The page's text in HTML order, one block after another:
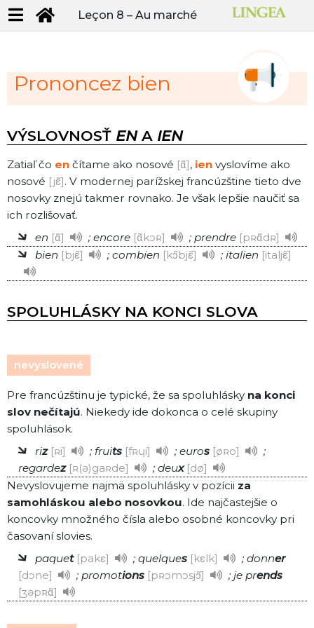
Leçon 8 – Au marché
Prononcez bien
VÝSLOVNOSŤ ENA IEN
Zatiaľ čo en čítame ako nosové ɑ̃ , ien vyslovíme ako
nosové
jε̃ . V modernej parížskej francúzštine tieto dve
nosovky znejú takmer rovnako. Je však lepšie naučiť sa
ich rozlišovať.
en ɑ̃ ; encore ɑ̃kɔʀ ; prendre pʀɑ̃dʀ
bien
bjε̃ ; combien kɔ̃bjε̃ ; italien italjε̃
SPOLUHLÁSKY NA KONCI SLOVA
nevyslovené
Pre francúzštinu je typické, že sa spoluhlásky na konci
slov nečítajú. Niekedy ide dokonca o celé skupiny
spoluhlások.
riz ʀi ; fruits fʀɥi ; euros øʀo
;
regardez ʀ(ə)gaʀde ; deux dø
Nevyslovujeme najmä spoluhlásky v pozícii za
samohláskou alebo nosovkou. Ide najčastejšie o
koncovky množného čísla alebo osobné koncovky pri
časovaní slovies.
paquet pakε ; quelques kεlk ; donner
dɔne
; promotions pʀɔmɔsjɔ̃ ; je prends
ʒəpʀɑ̃